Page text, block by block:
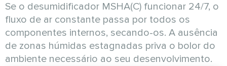
Se o desumidificador MSHA(C) funcionar 24/7, o
fluxo de ar constante passa por todos os
componentes internos, secando-os. A ausência
de zonas húmidas estagnadas priva o bolor do
ambiente necessário ao seu desenvolvimento.